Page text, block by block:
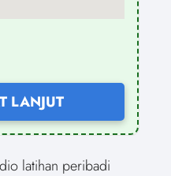
LANJUT
latihan peribadi